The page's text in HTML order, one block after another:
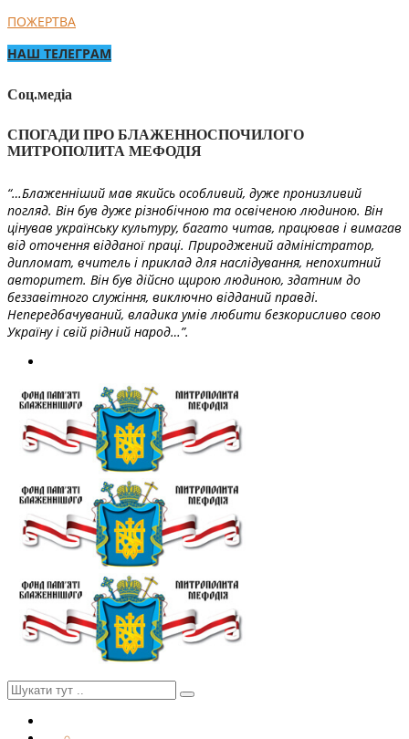
ПОЖЕРТВА
НАШ ТЕЛЕГРАМ
Соц.медіа
СПОГАДИ ПРО БЛАЖЕННОСПОЧИЛОГО
МИТРОПОЛИТА МЕФОДІЯ
“…Блаженніший мав якийсь особливий, дуже пронизливий
погляд. Він був дуже різнобічною та освіченою людиною. Він
цінував українську культуру, багато читав, працював і вимагав
від оточення відданої праці. Природжений адміністратор,
дипломат, вчитель і приклад для наслідування, непохитний
авторитет. Він був дійсно щирою людиною, здатним до
беззавітного служіння, виключно відданий правді.
Непередбачуваний, владика умів любити безкорисливо свою
Україну і свій рідний народ…”.